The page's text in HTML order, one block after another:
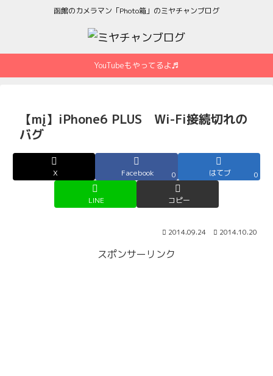
函館のカメラマン「Photo箱」のミヤチャンブログ
YouTubeもやってるよ♬
【mį】iPhone6 PLUS Wi-Fi接続切れの
バグ
X Facebook 0 はてブ 0
LINE コピー
2014.09.24 2014.10.20
スポンサーリンク